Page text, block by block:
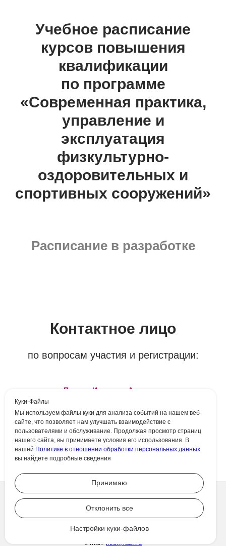
Учебное расписание
курсов повышения
квалификации
по программе
«Современная практика,
управление и
эксплуатация
физкультурно-
оздоровительных и
спортивных сооружений»
Расписание в разработке
Контактное лицо
по вопросам участия и регистрации:
Полина Игоревна Антипова
Адрес:196247, г. Санкт-Петербург, Ленинский проспект, д.
147, корп. 2, лит. А
E-mail: pi.antipova@rasf.ru
ОБЩЕРОССИЙСКАЯ ФИЗКУЛЬТУРНО-СПОРТИВНАЯ ОБЩЕСТВЕННАЯ ОРГАНИЗАЦИЯ
«РОССИЙСКАЯ АССОЦИАЦИЯ СПОРТИВНЫХ СООРУЖЕНИЙ»
ТЕЛЕФОН: +7 (911) 247-44-40
e-mail:info@rasf.ru
Куки-Файлы
Мы используем файлы куки для анализа событий на нашем веб-
сайте, что позволяет нам улучшать взаимодействие с
пользователями и обслуживание. Продолжая просмотр страниц
нашего сайта, вы принимаете условия его использования. В
нашей Политике в отношении обработки персональных данных
вы найдете подробные сведения
Принимаю
Отклонить все
Настройки куки-файлов